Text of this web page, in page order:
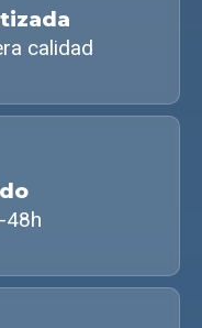
calidad
48h